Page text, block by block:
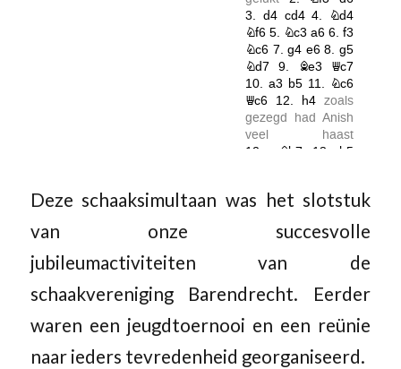
Deze schaaksimultaan was het slotstuk
van onze succesvolle
jubileumactiviteiten van de
schaakvereniging Barendrecht. Eerder
waren een jeugdtoernooi en een reünie
naar ieders tevredenheid georganiseerd.